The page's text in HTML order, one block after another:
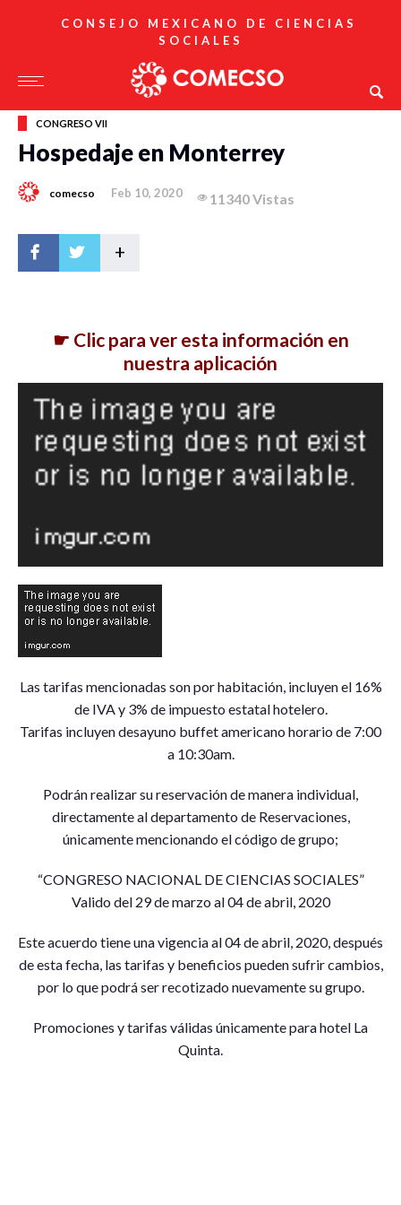
CONSEJO MEXICANO DE CIENCIAS
SOCIALES
CONGRESO VII
Hospedaje en Monterrey
comecso Feb 10, 2020 11340 Vistas
+
☛ Clic para ver esta información en
nuestra aplicación
Las tarifas mencionadas son por habitación, incluyen el 16%
de IVA y 3% de impuesto estatal hotelero.
Tarifas incluyen desayuno buffet americano horario de 7:00
a 10:30am.
Podrán realizar su reservación de manera individual,
directamente al departamento de Reservaciones,
únicamente mencionando el código de grupo;
“CONGRESO NACIONAL DE CIENCIAS SOCIALES”
Valido del 29 de marzo al 04 de abril, 2020
Este acuerdo tiene una vigencia al 04 de abril, 2020, después
de esta fecha, las tarifas y beneficios pueden sufrir cambios,
por lo que podrá ser recotizado nuevamente su grupo.
Promociones y tarifas válidas únicamente para hotel La
Quinta.